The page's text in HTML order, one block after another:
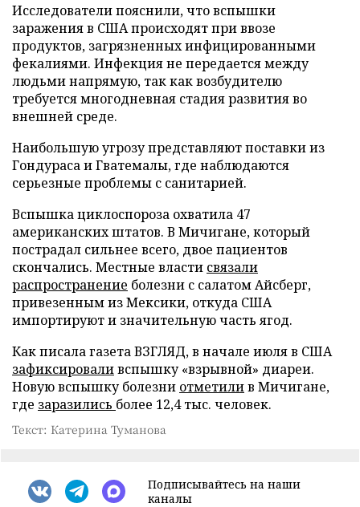
Исследователи пояснили, что вспышки
заражения в США происходят при ввозе
продуктов, загрязненных инфицированными
фекалиями. Инфекция не передается между
людьми напрямую, так как возбудителю
требуется многодневная стадия развития во
внешней среде.
Наибольшую угрозу представляют поставки из
Гондураса и Гватемалы, где наблюдаются
серьезные проблемы с санитарией.
Вспышка циклоспороза охватила 47
американских штатов. В Мичигане, который
пострадал сильнее всего, двое пациентов
скончались. Местные власти связали
распространение болезни с салатом Айсберг,
привезенным из Мексики, откуда США
импортируют и значительную часть ягод.
Как писала газета ВЗГЛЯД, в начале июля в США
зафиксироваливспышку «взрывной» диареи.
Новую вспышку болезни отметилив Мичигане,
где заразились более 12,4 тыс. человек.
Текст: Катерина Туманова
Подписывайтесь на наши
каналы